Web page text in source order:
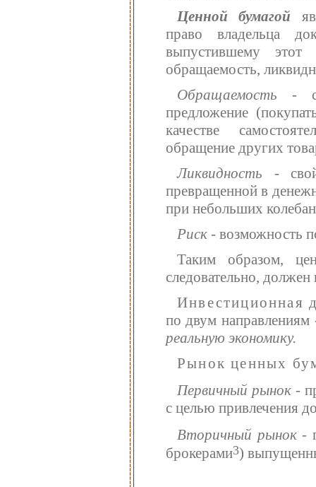
Ценной бумагой
право владельца
выпустившему
обращаемость,
Обращаемость -
предложение
качестве
обращение других
Ликвидность -
превращенной в
при небольших
Риск - возможность
Таким образом,
следовательно,
Инвестиционная
по двум
реальную экономику.
Рынок ценных
Первичный рынок -
с целью привлечения
Вторичный рынок-
брокерами3)